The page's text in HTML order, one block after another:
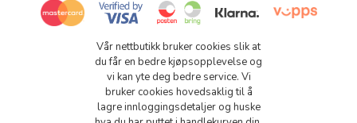
Vår nettbutikk bruker cookies slik at
du får en bedre kjøpsopplevelse og
vi kan yte deg bedre service. Vi
bruker cookies hovedsaklig til å
lagre innloggingsdetaljer og huske